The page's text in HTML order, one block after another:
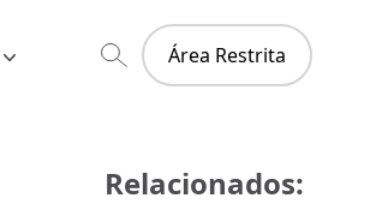
Área Restrita
Relacionados: